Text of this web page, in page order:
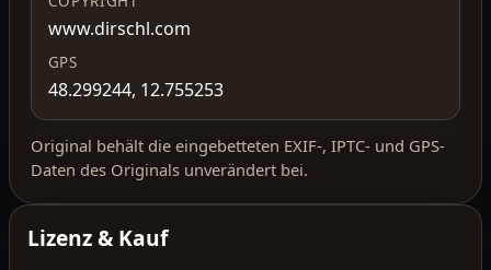
www.dirschl.com
GPS
48.299244, 12.755253
Original behält die eingebetteten EXIF-, IPTC- und GPS-
Daten des Originals unverändert bei.
Lizenz & Kauf